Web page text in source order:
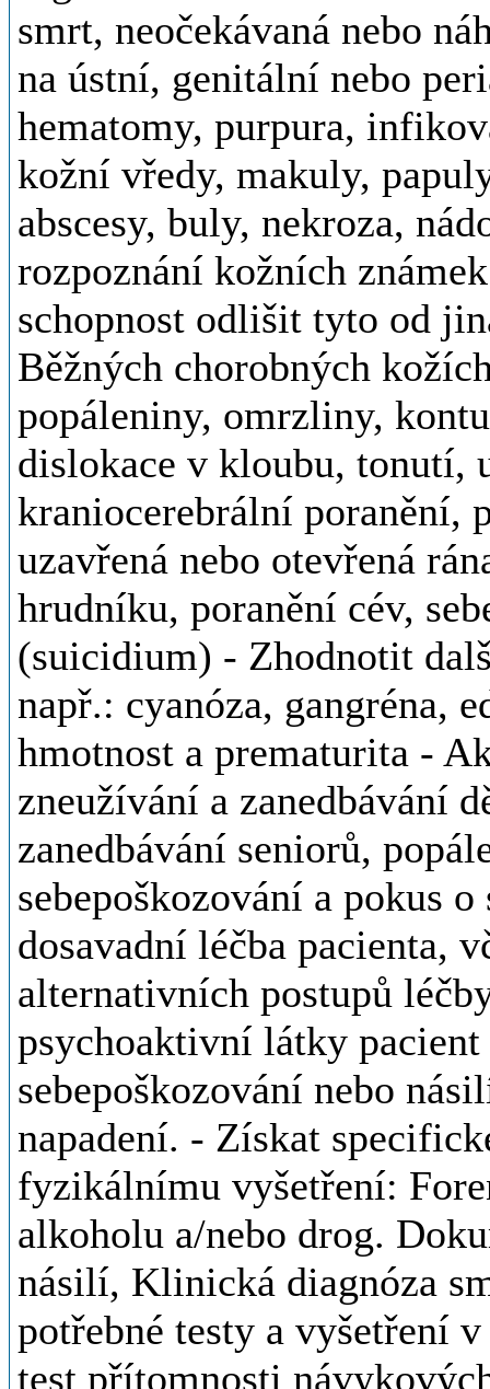
smrt, neočekávaná nebo
na ústní, genitální nebo
hematomy, purpura,
kožní vředy, makuly,
abscesy, buly, nekroza,
rozpoznání kožních
schopnost odlišit tyto od
Běžných chorobných
popáleniny, omrzliny,
dislokace v kloubu, tonutí,
kraniocerebrální poranění,
uzavřená nebo otevřená
hrudníku, poranění cév,
(suicidium) - Zhodnotit
např.: cyanóza, gangréna,
hmotnost a prematurita -
zneužívání a zanedbávání
zanedbávání seniorů,
sebepoškozování a pokus
dosavadní léčba pacienta,
alternativních postupů
psychoaktivní látky
sebepoškozování nebo
napadení. - Získat
fyzikálnímu vyšetření:
alkoholu a/nebo drog.
násilí, Klinická diagnóza
potřebné testy a vyšetření
test přítomnosti